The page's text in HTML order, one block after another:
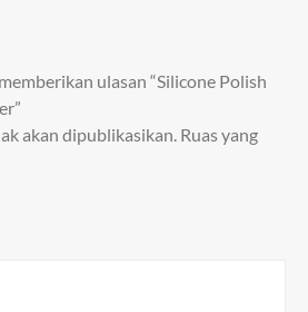
ulasan “Silicone Polish
akan dipublikasikan. Ruas yang